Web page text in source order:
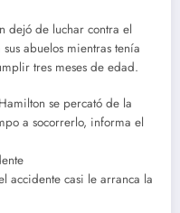
dejó de luchar contra el
abuelos mientras tenía
tres meses de edad.
se percató de la
a socorrerlo, informa el
accidente casi le arranca la